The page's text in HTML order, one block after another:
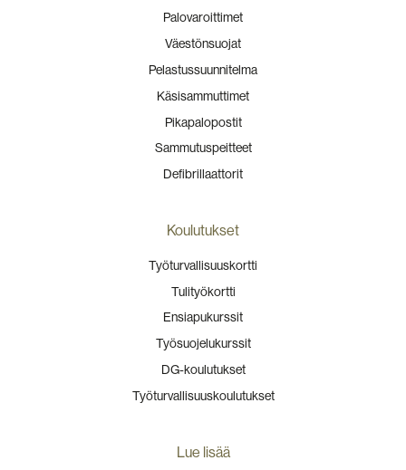
Palovaroittimet
Väestönsuojat
Pelastussuunnitelma
Käsisammuttimet
Pikapalopostit
Sammutuspeitteet
Defibrillaattorit
Koulutukset
Työturvallisuuskortti
Tulityökortti
Ensiapukurssit
Työsuojelukurssit
DG-koulutukset
Työturvallisuuskoulutukset
Lue lisää